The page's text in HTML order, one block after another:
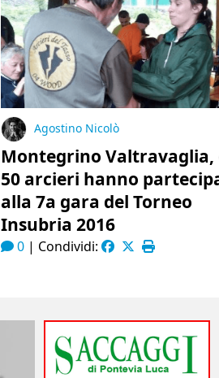
Agostino Nicolò
Montegrino
50 arcieri hanno
alla 7a gara del Torneo
Insubria 2016
0 | Condividi: